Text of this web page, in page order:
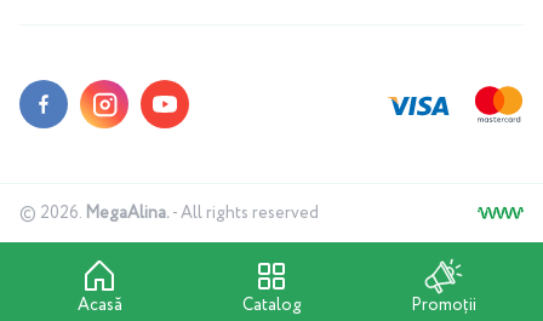
© 2026. MegaAlina.- All rights reserved
Acasă Catalog Promoții